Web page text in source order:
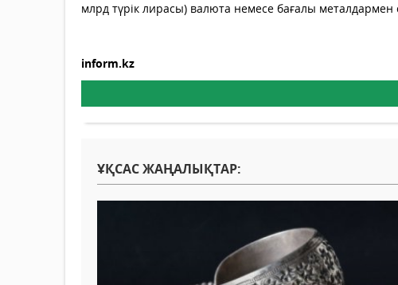
млрд түрік лирасы) валюта немесе бағалы металдармен
inform.kz
ҰҚСАС ЖАҢАЛЫҚТАР: